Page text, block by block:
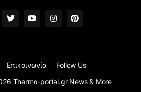
Thermo-portal.gr News & More
Επικοινωνία Follow Us